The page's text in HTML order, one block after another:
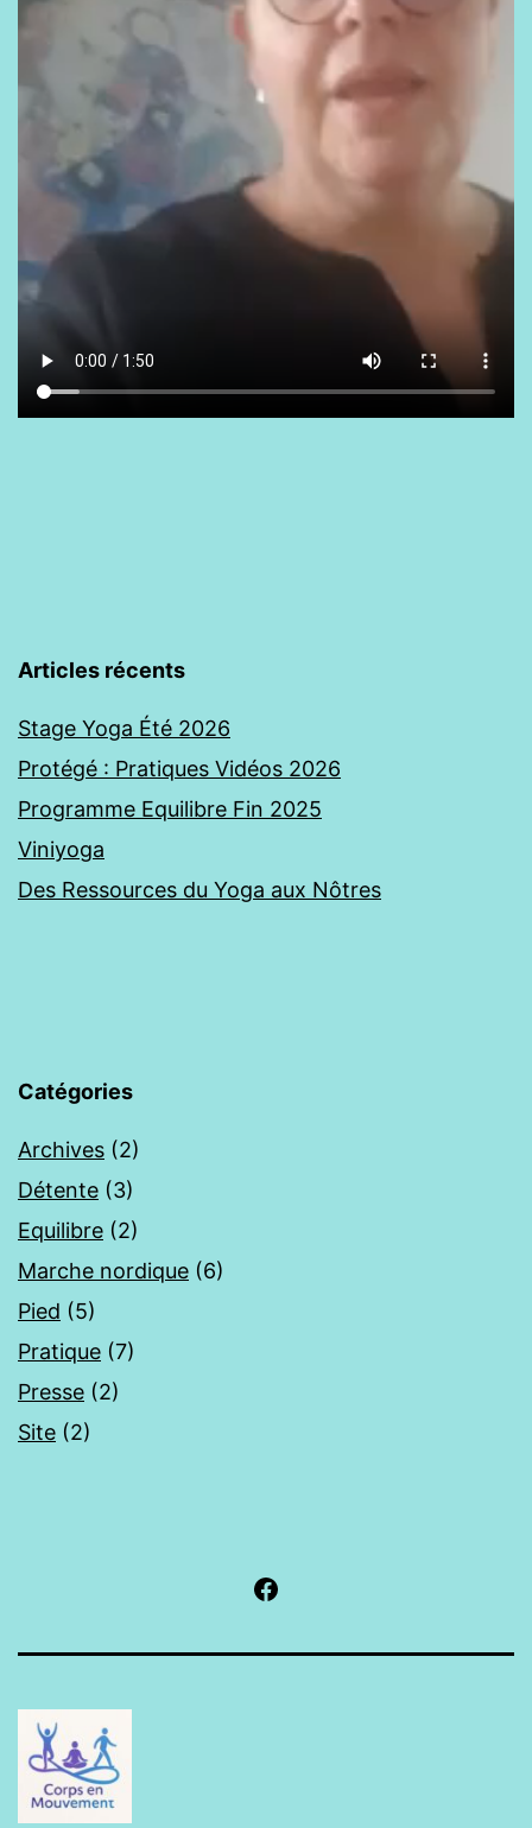
Articles récents
Stage Yoga Été 2026
Protégé : Pratiques Vidéos 2026
Programme Equilibre Fin 2025
Viniyoga
Des Ressources du Yoga aux Nôtres
Catégories
Archives (2)
Détente (3)
Equilibre (2)
Marche nordique (6)
Pied (5)
Pratique (7)
Presse (2)
Site (2)